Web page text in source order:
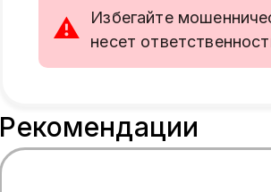
⚠
Избегайте
несет
Рекомендации